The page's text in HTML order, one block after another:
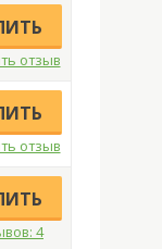
отзыв
отзыв
4